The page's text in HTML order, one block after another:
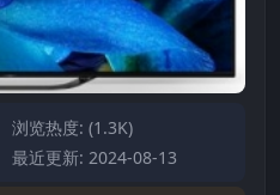
浏览热度: (1.3K)
最近更新: 2024-08-13